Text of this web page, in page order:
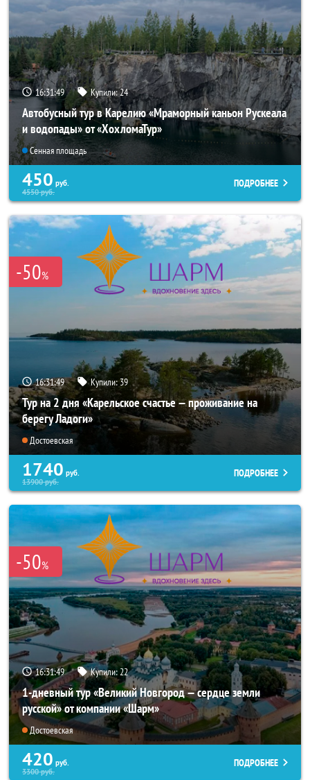
16:31:45 Купили:24
Автобусный тур в Карелию «Мраморный каньон Рускеала
и водопады» от «ХохломаТур»
Сенная площадь
450 руб.
4550руб.
ПОДРОБНЕЕ
-50%
16:31:45 Купили:39
Тур на 2 дня «Карельское счастье — проживание на
берегу Ладоги»
Достоевская
1740 руб.
13900руб.
ПОДРОБНЕЕ
-50%
16:31:45 Купили: 22
1-дневный тур «Великий Новгород — сердце земли
русской» от компании «Шарм»
Достоевская
420 руб.
3300руб.
ПОДРОБНЕЕ